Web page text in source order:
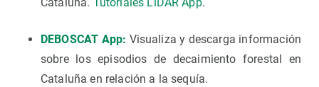
Cataluña. Tutoriales LiDAR App.
DEBOSCAT App: Visualiza y descarga información
sobre los episodios de decaimiento forestal en
Cataluña en relación a la sequía.